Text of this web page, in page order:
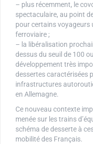
– plus récemment, le
spectaculaire, au point
pour certains voyageurs
ferroviaire ;
– la libéralisation
dessus du seuil de 100
développement très
dessertes caractérisées
infrastructures
en Allemagne.
Ce nouveau contexte
menée sur les trains
schéma de desserte à
mobilité des Français.